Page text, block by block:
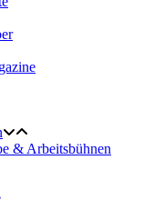
& Arbeitsbühnen